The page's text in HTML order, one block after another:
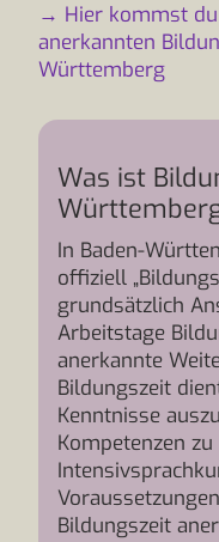
→ Hier kommst
anerkannten
Württemberg
Was ist
In Baden-
offiziell
grundsätzlich
Arbeitstage
anerkannte
Bildungszeit
Kenntnisse
Kompetenzen
Bildungszeit